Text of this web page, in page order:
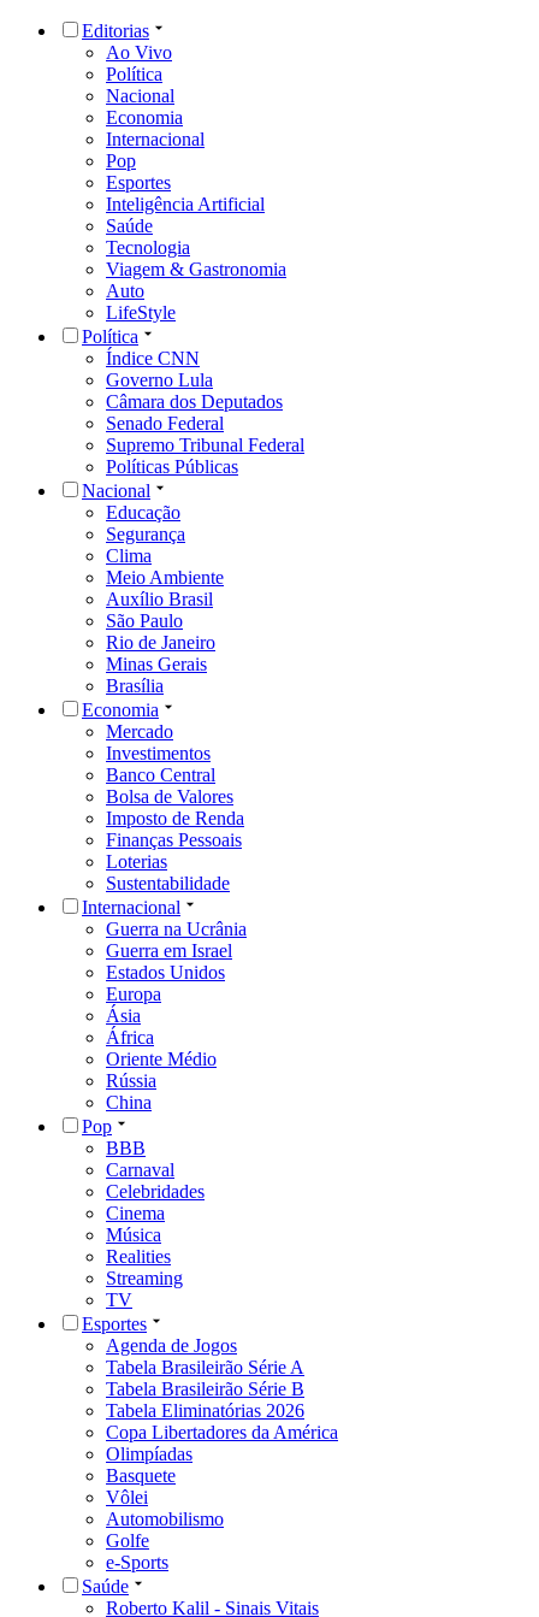
Editorias
Ao Vivo
Política
Nacional
Economia
Internacional
Pop
Esportes
Inteligência Artificial
Saúde
Tecnologia
Viagem & Gastronomia
Auto
LifeStyle
Política
Índice CNN
Governo Lula
Câmara dos Deputados
Senado Federal
Supremo Tribunal Federal
Políticas Públicas
Nacional
Educação
Segurança
Clima
Meio Ambiente
Auxílio Brasil
São Paulo
Rio de Janeiro
Minas Gerais
Brasília
Economia
Mercado
Investimentos
Banco Central
Bolsa de Valores
Imposto de Renda
Finanças Pessoais
Loterias
Sustentabilidade
Internacional
Guerra na Ucrânia
Guerra em Israel
Estados Unidos
Europa
Ásia
África
Oriente Médio
Rússia
China
Pop
BBB
Carnaval
Celebridades
Cinema
Música
Realities
Streaming
TV
Esportes
Agenda de Jogos
Tabela Brasileirão Série A
Tabela Brasileirão Série B
Tabela Eliminatórias 2026
Copa Libertadores da América
Olimpíadas
Basquete
Vôlei
Automobilismo
Golfe
e-Sports
Saúde
Roberto Kalil - Sinais Vitais